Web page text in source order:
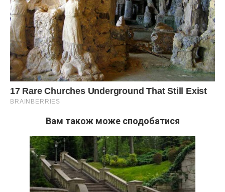
Усі імена на прохання автора змінені. Фото ілюстративне.
Вам також може сподобатися